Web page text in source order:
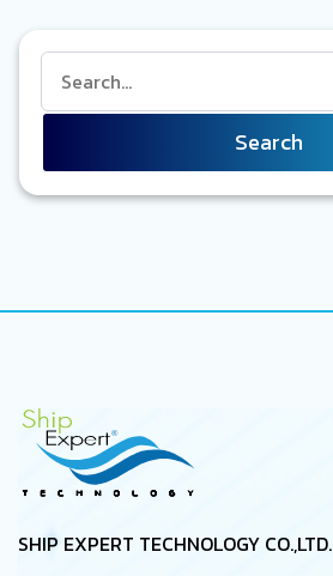
Search
SHIP EXPERT TECHNOLOGY CO.,LTD.